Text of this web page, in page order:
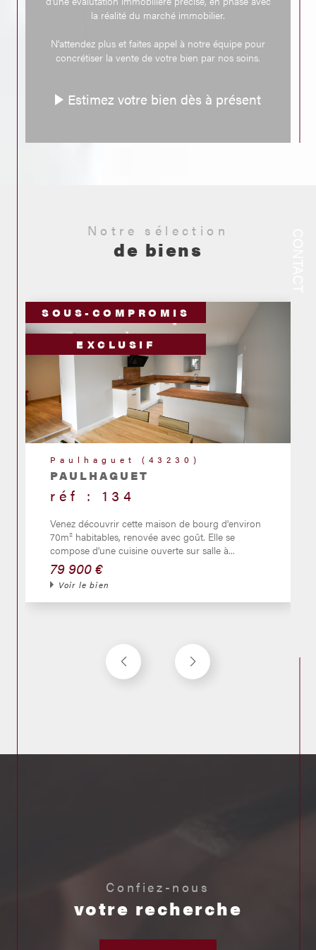
est une étape indispensable.
minutieuse de votre bien pour vous fournir une estimation juste et
optimisée.
Notre objectif est de vous positionner avantageusement sur le marché,
la réalité du marché immobilier.
N'attendez plus et faites appel à notre équipe pour
concrétiser la vente de votre bien par nos soins.
Estimez votre bien dès à présent
Notre sélection
de biens
SOUS-COMPROMIS
EXCLUSIF
(43360)
MAISON - BOURNONCLE
SAINT PIERRE
réf : 130
Venez découvrir cette maison de caractère
d'environ 247m² habitables. Elle se compose d'une
entrée, une cuisine ouverte sur salle à...
170 000 €
Confiez-nous
votre recherche